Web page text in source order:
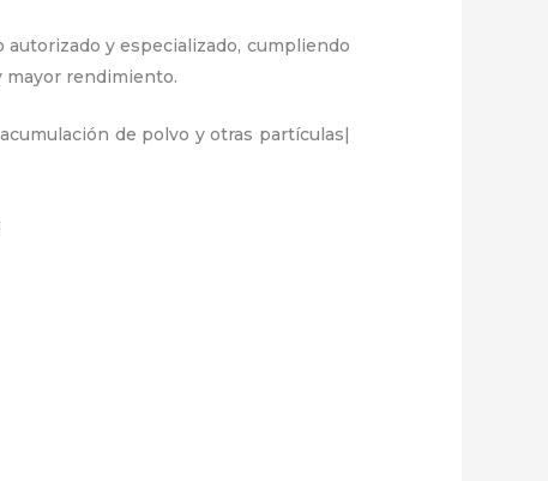
y especializado, cumpliendo
mayor rendimiento.
de polvo y otras partículas|